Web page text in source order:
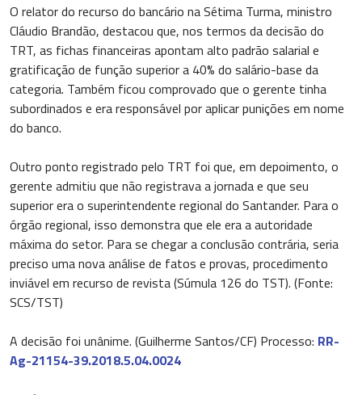
O relator do recurso do bancário na Sétima Turma, ministro
Cláudio Brandão, destacou que, nos termos da decisão do
TRT, as fichas financeiras apontam alto padrão salarial e
gratificação de função superior a 40% do salário-base da
categoria. Também ficou comprovado que o gerente tinha
subordinados e era responsável por aplicar punições em nome
do banco.
Outro ponto registrado pelo TRT foi que, em depoimento, o
gerente admitiu que não registrava a jornada e que seu
superior era o superintendente regional do Santander. Para o
órgão regional, isso demonstra que ele era a autoridade
máxima do setor. Para se chegar a conclusão contrária, seria
preciso uma nova análise de fatos e provas, procedimento
inviável em recurso de revista (Súmula 126 do TST). (Fonte:
SCS/TST)
A decisão foi unânime. (Guilherme Santos/CF) Processo: RR-
Ag-21154-39.2018.5.04.0024